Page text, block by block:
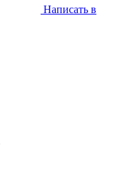
Написать в